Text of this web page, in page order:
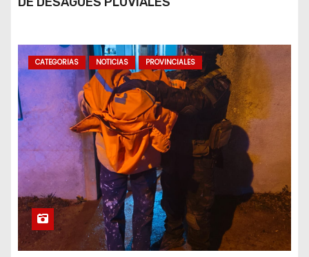
CATEGORIAS NOTICIAS PROVINCIALES